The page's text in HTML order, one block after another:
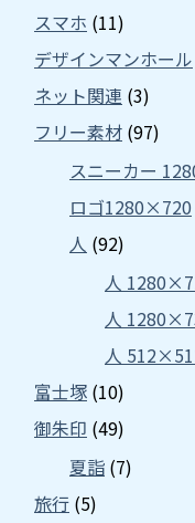
スマホ (11)
デザインマンホール
ネット関連 (3)
フリー素材 (97)
スニーカー
ロゴ1280×720
人 (92)
人
人
人
富士塚 (10)
御朱印 (49)
夏詣 (7)
旅行 (5)